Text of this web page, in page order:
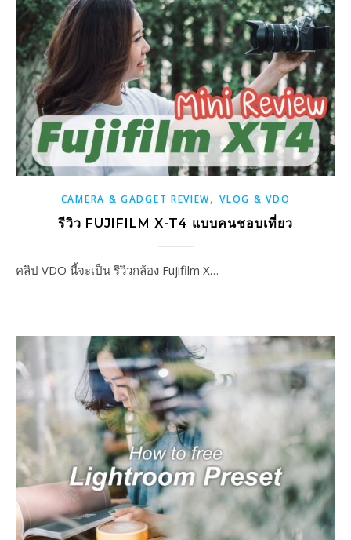
CAMERA & GADGET REVIEW,VLOG & VDO
รีวิว FUJIFILM X-T4 แบบคนชอบเที่ยว
คลิป VDO นี้จะเป็น รีวิวกล้อง Fujifilm X…